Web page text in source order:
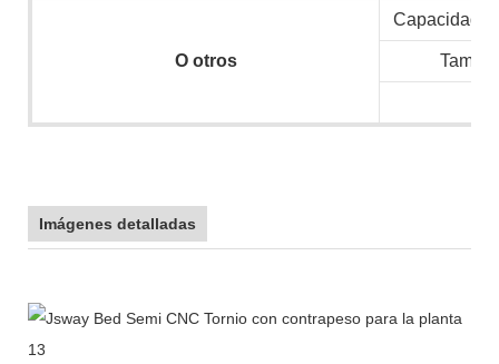
Ootros
Capacidad
Imágenes detalladas